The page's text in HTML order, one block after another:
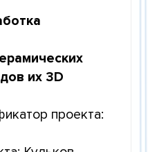
НАУЧНО-
РАЗВИТИЯ
НА 2019–2027
их 3D
проекта: